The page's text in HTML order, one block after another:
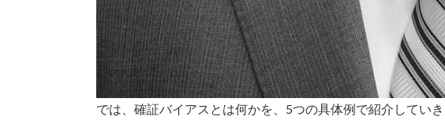
では、確証バイアスとは何かを、5つの具体例で紹介していき